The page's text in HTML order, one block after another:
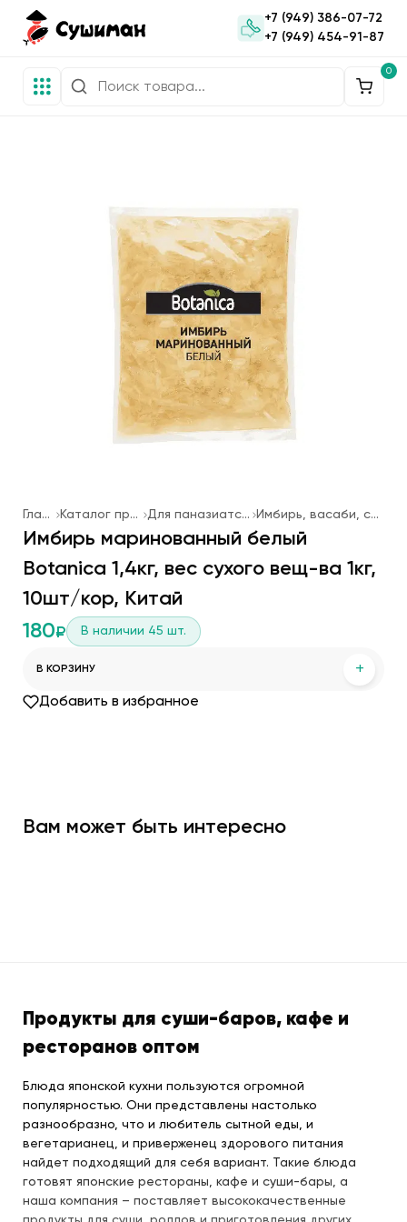
+7 (949) 386-07-72
+7 (949) 454-91-87
0
Главная Каталог продукции Для паназиатской кухни Имбирь, васаби, соевый соус
Имбирь маринованный белый
Botanica 1,4кг, вес сухого вещ-ва 1кг,
10шт/кор, Китай
180₽ В наличии 45 шт.
В КОРЗИНУ +
Добавить в избранное
Вам может быть интересно
Продукты для суши-баров, кафе и
ресторанов оптом
Блюда японской кухни пользуются огромной
популярностью. Они представлены настолько
разнообразно, что и любитель сытной еды, и
вегетарианец, и приверженец здорового питания
найдет подходящий для себя вариант. Такие блюда
готовят японские рестораны, кафе и суши-бары, а
наша компания – поставляет высококачественные